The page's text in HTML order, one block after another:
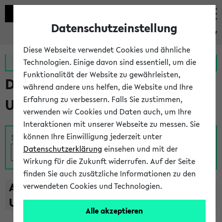
eKVV
Zur MeineUni App Zum MeineUni Portal
Das Lehrangebot der
Universität Bielefeld
Suche
A B C D E F G H I J K L M N O
U
V W X Y
Z
Datenschutzeinstellung
Diese Webseite verwendet Cookies und ähnliche
Technologien. Einige davon sind essentiell, um die
Funktionalität der Website zu gewährleisten,
während andere uns helfen, die Website und Ihre
Erfahrung zu verbessern. Falls Sie zustimmen,
verwenden wir Cookies und Daten auch, um Ihre
Interaktionen mit unserer Webseite zu messen. Sie
können Ihre Einwilligung jederzeit unter
Datenschutzerklärung einsehen und mit der
Wirkung für die Zukunft widerrufen. Auf der Seite
finden Sie auch zusätzliche Informationen zu den
verwendeten Cookies und Technologien.
Alle akzeptieren